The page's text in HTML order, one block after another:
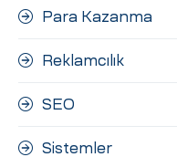
Para Kazanma
Reklamcılık
SEO
Sistemler